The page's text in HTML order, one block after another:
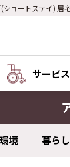
ョートステイ) 居
サービス
境 暮らし